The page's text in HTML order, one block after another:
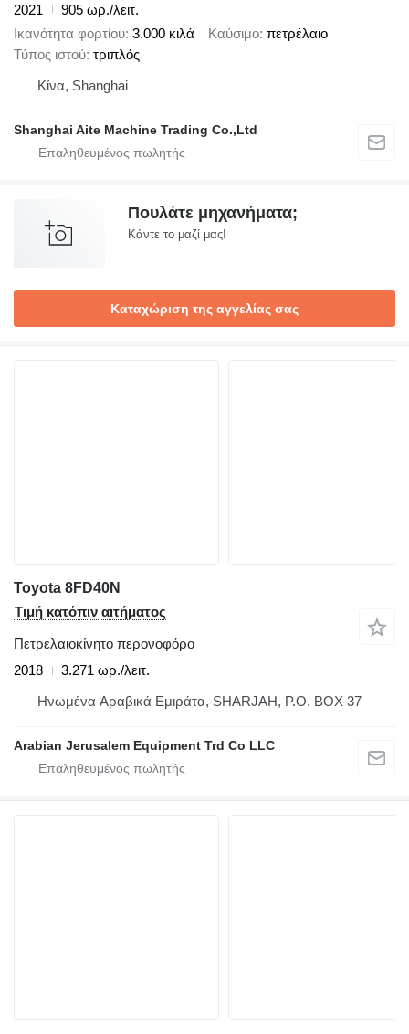
2021
905 ωρ./λειτ.
Ικανότητα φορτίου 3.000 κιλά Καύσιμο πετρέλαιο
Τύπος ιστού τριπλός
Κίνα, Shanghai
Shanghai Aite Machine Trading Co.,Ltd
Πουλάτε μηχανήματα;
Κάντε το μαζί μας!
Καταχώριση της αγγελίας σας
Toyota 8FD40N
Τιμή κατόπιν αιτήματος
Πετρελαιοκίνητο περονοφόρο
2018
3.271 ωρ./λειτ.
Hνωμένα Αραβικά Εμιράτα, SHARJAH, P.O. BOX 37
Arabian Jerusalem Equipment Trd Co LLC